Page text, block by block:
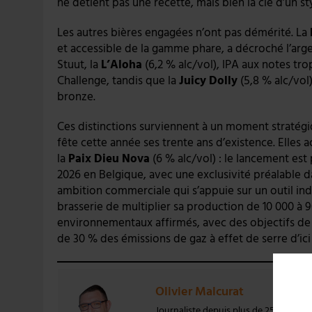
Les autres bières engagées n’ont pas démérité. La
et accessible de la gamme phare, a décroché
Stuut, la L’Aloha (6,2 % alc/vol), IPA aux notes
Challenge, tandis que la Juicy Dolly (5,8 % alc/
bronze.
Ces distinctions surviennent à un moment
fête cette année ses trente ans d’existence.
la Paix Dieu Nova (6 % alc/vol) : le lancement
2026 en Belgique, avec une exclusivité préalable
ambition commerciale qui s’appuie sur un outil
brasserie de multiplier sa production de 10 000 à
environnementaux affirmés, avec des objectifs
de 30 % des émissions de gaz à effet de serre
Olivier Malcurat